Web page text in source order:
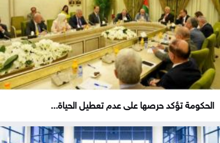
الحكومة تؤكد حرصها على عدم تعطيل الحياة...